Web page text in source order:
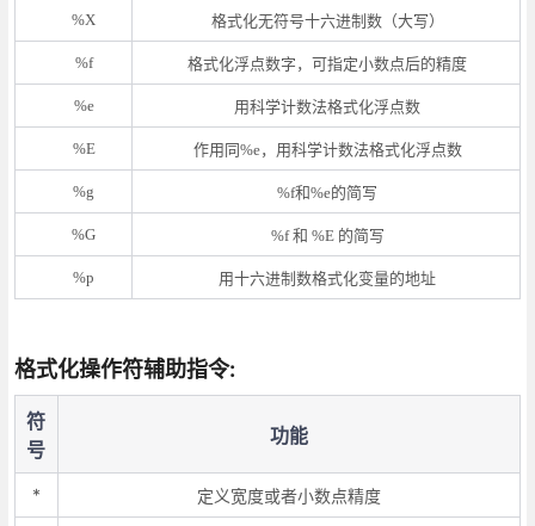
%X 格式化无符号十六进制数（大写）
%f 格式化浮点数字，可指定小数点后的精度
%e 用科学计数法格式化浮点数
%E 作用同%e，用科学计数法格式化浮点数
%g %f和%e的简写
%G %f 和 %E 的简写
%p 用十六进制数格式化变量的地址
格式化操作符辅助指令:
符
号
功能
* 定义宽度或者小数点精度